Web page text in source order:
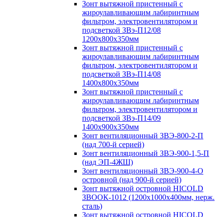
Зонт вытяжной пристенный с
жироулавливающим лабиринтным
фильтром, электровентилятором и
подсветкой ЗВэ-П12/08
1200х800х350мм
Зонт вытяжной пристенный с
жироулавливающим лабиринтным
фильтром, электровентилятором и
подсветкой ЗВэ-П14/08
1400х800х350мм
Зонт вытяжной пристенный с
жироулавливающим лабиринтным
фильтром, электровентилятором и
подсветкой ЗВэ-П14/09
1400х900х350мм
Зонт вентиляционный ЗВЭ-800-2-П
(над 700-й серией)
Зонт вентиляционный ЗВЭ-900-1,5-П
(над ЭП-4ЖШ)
Зонт вентиляционный ЗВЭ-900-4-О
островной (над 900-й серией)
Зонт вытяжной островной HICOLD
ЗВООК-1012 (1200х1000х400мм, нерж.
сталь)
Зонт вытяжной островной HICOLD